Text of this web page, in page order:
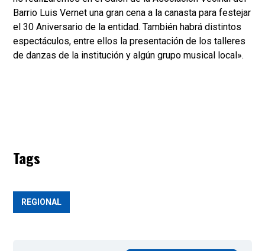
Barrio Luis Vernet una gran cena a la canasta para festejar
el 30 Aniversario de la entidad. También habrá distintos
espectáculos, entre ellos la presentación de los talleres
de danzas de la institución y algún grupo musical local».
Tags
REGIONAL